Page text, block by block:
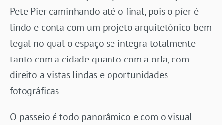
Pete Pier caminhando até o final, pois o píer é
lindo e conta com um projeto arquitetônico bem
legal no qual o espaço se integra totalmente
tanto com a cidade quanto com a orla, com
direito a vistas lindas e oportunidades
fotográficas
O passeio é todo panorâmico e com o visual